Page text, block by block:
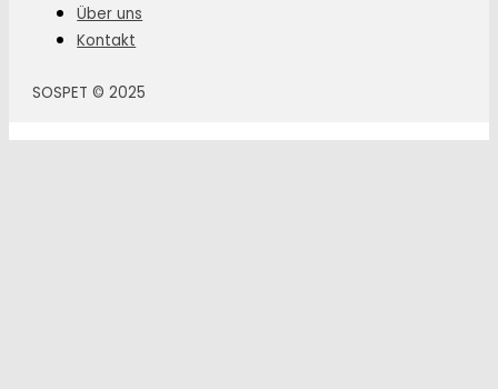
Über uns
Kontakt
SOSPET © 2025